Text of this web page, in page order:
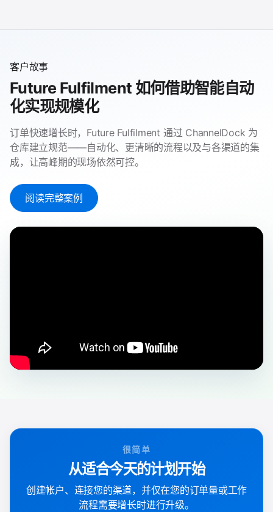
客户故事
Future Fulfilment 如何借助智能自动
化实现规模化
订单快速增长时，Future Fulfilment 通过 ChannelDock 为
仓库建立规范——自动化、更清晰的流程以及与各渠道的集
成，让高峰期的现场依然可控。
阅读完整案例
很简单
从适合今天的计划开始
创建帐户、连接您的渠道，并仅在您的订单量或工作
流程需要增长时进行升级。